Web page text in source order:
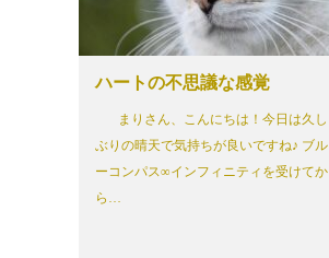
ハートの不思議な感覚
まりさん、こんにちは！今日は久し
ぶりの晴天で気持ちが良いですね♪ ブル
ーコンパス∞インフィニティを受けてか
ら…